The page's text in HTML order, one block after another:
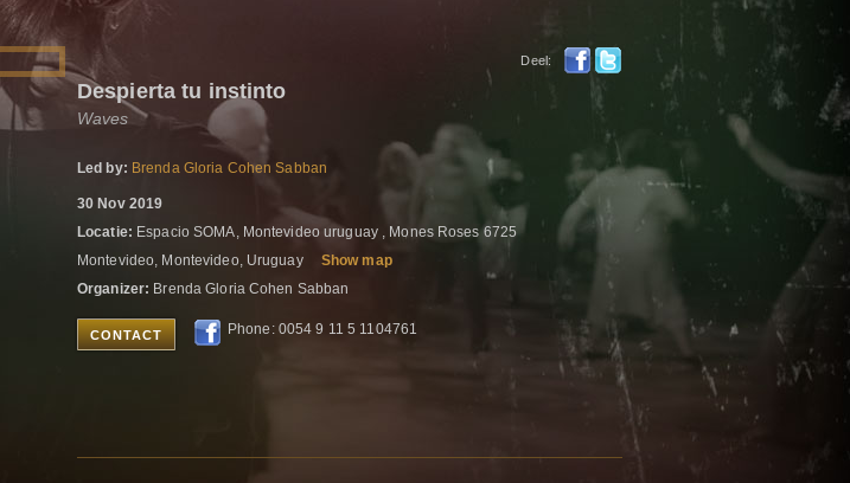
Deel:
Despierta tu instinto
Waves
Led by: Brenda Gloria Cohen Sabban
30 Nov 2019
Locatie: Espacio SOMA, Montevideo uruguay , Mones Roses 6725
Montevideo, Montevideo, Uruguay
Show map
Organizer: Brenda Gloria Cohen Sabban
CONTACT Phone: 0054 9 11 5 1104761